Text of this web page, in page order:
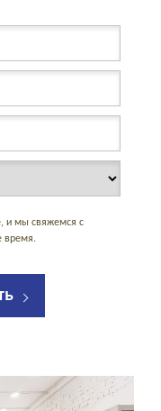
и мы свяжемся с
время.